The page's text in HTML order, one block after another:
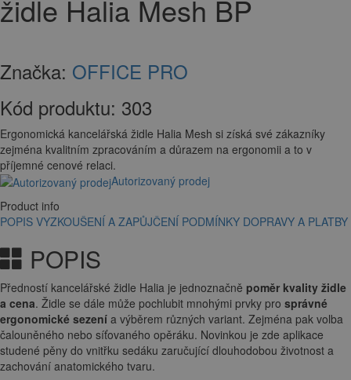
židle Halia Mesh BP
Značka: OFFICE PRO
Kód produktu: 303
Ergonomická kancelářská židle Halia Mesh si získá své zákazníky
zejména kvalitním zpracováním a důrazem na ergonomii a to v
příjemné cenové relaci.
Autorizovaný prodej
Product info
POPIS VYZKOUŠENÍ A ZAPŮJČENÍ PODMÍNKY DOPRAVY A PLATBY
POPIS
Předností kancelářské židle Halia je jednoznačně poměr kvality židle
a cena. Židle se dále může pochlubit mnohými prvky pro správné
ergonomické sezení a výběrem různých variant. Zejména pak volba
čalouněného nebo síťovaného opěráku. Novinkou je zde aplikace
studené pěny do vnitřku sedáku zaručující dlouhodobou životnost a
zachování anatomického tvaru.